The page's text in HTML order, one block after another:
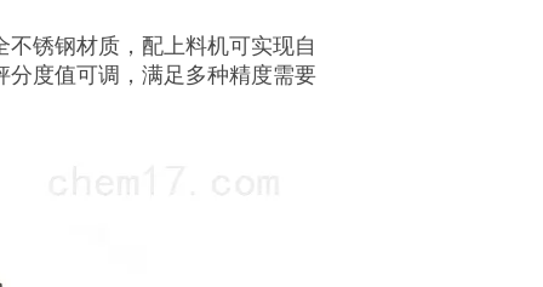
锈钢材质，配上料机可实现自
度值可调，满足多种精度需要